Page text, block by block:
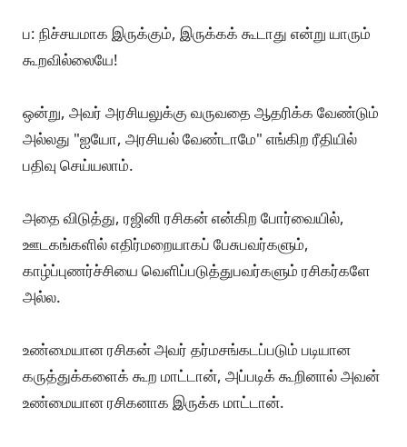
கருத்துக்கள் இருக்கவே கூடாதா?
ப: நிச்சயமாக இருக்கும், இருக்கக் கூடாது என்று யாரும்